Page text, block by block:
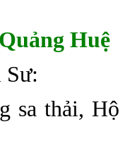
Huệ
Sư:
sa thải, Hộ